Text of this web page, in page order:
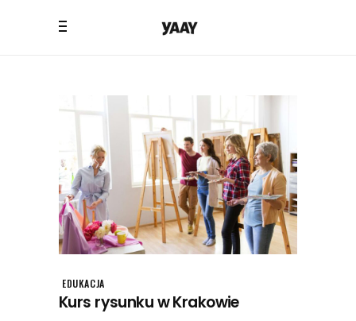
EDUKACJA
Kurs rysunku w Krakowie